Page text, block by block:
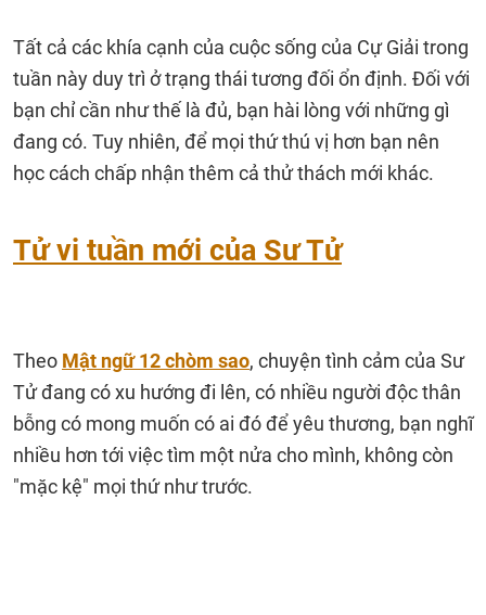
Tất cả các khía cạnh của cuộc sống của Cự Giải trong
tuần này duy trì ở trạng thái tương đối ổn định. Đối với
bạn chỉ cần như thế là đủ, bạn hài lòng với những gì
đang có. Tuy nhiên, để mọi thứ thú vị hơn bạn nên
học cách chấp nhận thêm cả thử thách mới khác.
Tử vi tuần mới của Sư Tử
Theo Mật ngữ 12 chòm sao, chuyện tình cảm của Sư
Tử đang có xu hướng đi lên, có nhiều người độc thân
bỗng có mong muốn có ai đó để yêu thương, bạn nghĩ
nhiều hơn tới việc tìm một nửa cho mình, không còn
"mặc kệ" mọi thứ như trước.